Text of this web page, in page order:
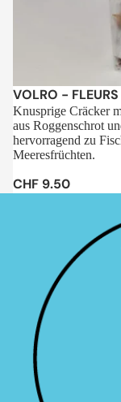
Sale
VOLRO - FLEURS
Knusprige Cräcker
aus Roggenschrot
hervorragend zu
Meeresfrüchten.
CHF 9.50